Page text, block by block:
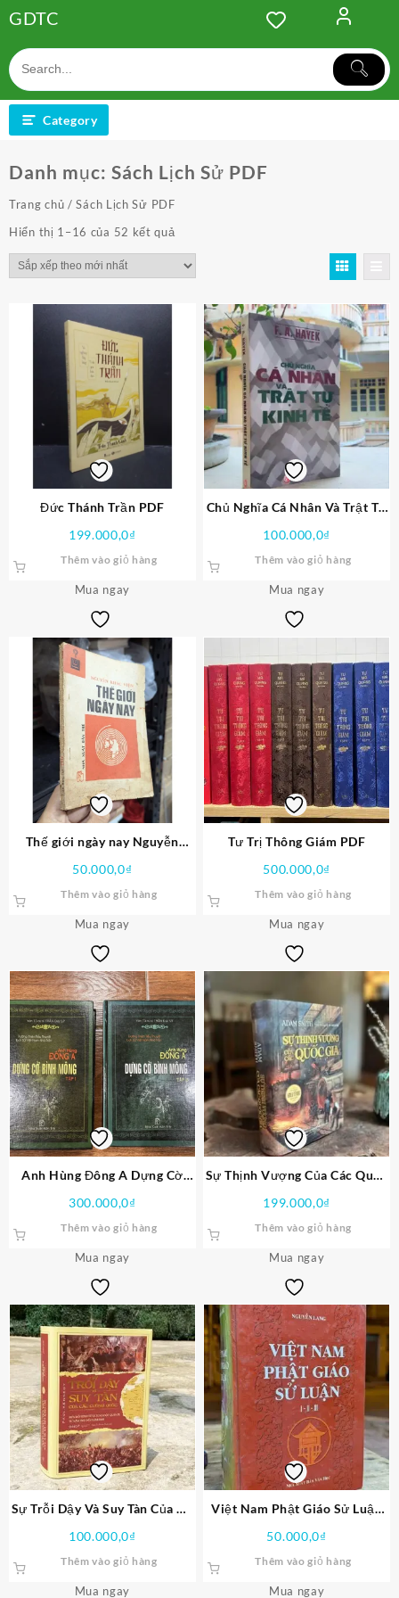
to
content
GDTC
Category
Danh mục: Sách Lịch Sử PDF
Trang chủ / Sách Lịch Sử PDF
Hiển thị 1–16 của 52 kết quảĐã
xếp
Đức Thánh Trần PDF
199.000,0₫
Thêm vào giỏ hàng
Mua ngay
Chủ Nghĩa Cá Nhân Và Trật Tự
100.000,0₫
Thêm vào giỏ hàng
Mua ngay
Thế giới ngày nay Nguyễn
50.000,0₫
Thêm vào giỏ hàng
Mua ngay
Tư Trị Thông Giám PDF
500.000,0₫
Thêm vào giỏ hàng
Mua ngay
Anh Hùng Đông A Dựng Cờ
300.000,0₫
Thêm vào giỏ hàng
Mua ngay
Sự Thịnh Vượng Của Các Quốc
199.000,0₫
Thêm vào giỏ hàng
Mua ngay
Sự Trỗi Dậy Và Suy Tàn Của Đế
100.000,0₫
Thêm vào giỏ hàng
Mua ngay
Việt Nam Phật Giáo Sử Luận
50.000,0₫
Thêm vào giỏ hàng
Mua ngay